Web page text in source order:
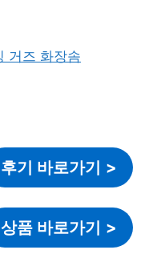
후기 바로가기 >
상품 바로가기 >